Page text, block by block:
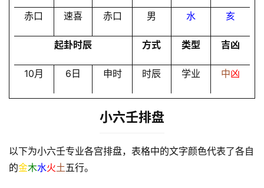
员
赤口 速喜 赤口 男 水 亥
起卦时辰 方式 类型 吉凶
10月 6日 申时 时辰 学业 中凶
小六壬排盘
以下为小六壬专业各宫排盘，表格中的文字颜色代表了各自
的金木水火土五行。